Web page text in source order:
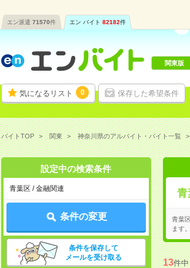
エン派遣 71570件 エン バイト 82182件
気になるリスト 0 保存した希望条件
関東版
バイトTOP 関東 神奈川県のアルバイト・バイト一覧
設定中の検索条件
青葉区 / 金融関連
条件の変更
条件を保存して
メールを受け取る
青
青葉
ます
13件中